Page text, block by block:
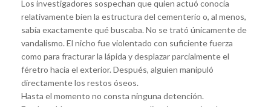
Los investigadores sospechan que quien actuó conocía
relativamente bien la estructura del cementerio o, al menos,
sabía exactamente qué buscaba. No se trató únicamente de
vandalismo. El nicho fue violentado con suficiente fuerza
como para fracturar la lápida y desplazar parcialmente el
féretro hacia el exterior. Después, alguien manipuló
directamente los restos óseos.
Hasta el momento no consta ninguna detención.